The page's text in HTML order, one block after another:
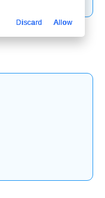
Discard Allow